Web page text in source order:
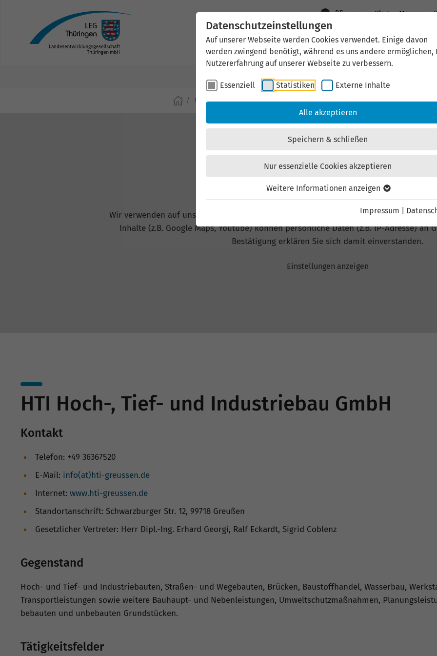
Datenschutzeinstellungen
Auf unserer Webseite werden Cookies verwendet. Einige davon
werden zwingend benötigt, während es uns andere ermöglichen,
Nutzererfahrung auf unserer Webseite zu verbessern.
Essenziell Statistiken Externe Inhalte
Alle akzeptieren
Speichern & schließen
Nur essenzielle Cookies akzeptieren
Weitere Informationen anzeigen
Impressum
DE Blog Messen
Aktuelles Standort Thüringen
Wirtschaftsförderung Investieren & Ansiedeln Unternehmen &
Externen Inhalt laden
Wir verwenden auf unserer Website externe Inhalte, um Ihnen zusätzliche
Inhalte (z.B. Google Maps, Youtube) können persönliche Daten (z.B. IP-Adresse) an
Bestätigung erklären Sie sich damit einverstanden.
Einstellungen anzeigen
HTI Hoch-, Tief- und Industriebau GmbH
Kontakt
Telefon: +49 36367520
E-Mail: info(at)hti-greussen.de
Internet: www.hti-greussen.de
Standortanschrift: Schwarzburger Str. 12, 99718 Greußen
Gesetzlicher Vertreter: Herr Dipl.-Ing. Erhard Georgi, Ralf Eckardt, Sigrid Coblenz
Gegenstand
Hoch- und Tief- und Industriebauten, Straßen- und Wegebauten, Brücken, Baustoffhandel, Wasserbau,
Transportleistungen sowie weitere Bauhaupt- und Nebenleistungen, Umweltschutzmaßnahmen,
bebauten und unbebauten Grundstücken.
Tätigkeitsfelder